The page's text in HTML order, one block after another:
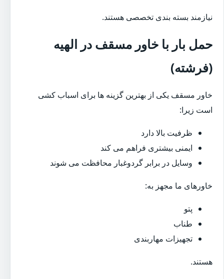
نیازمند بسته بندی تخصصی هستند.
حمل بار با خاور مسقف در الهیه
(فرشته)
خاور مسقف یکی از بهترین گزینه ها برای اسباب کشی
است زیرا:
ظرفیت بالا دارد
ایمنی بیشتری فراهم می کند
وسایل در برابر گردوغبار محافظت می شوند
خاورهای ما مجهز به:
پتو
طناب
تجهیزات مهاربندی
هستند.